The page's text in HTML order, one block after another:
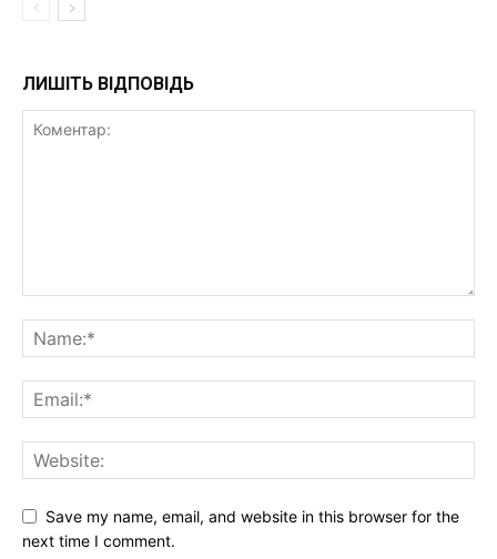
ЛИШІТЬ ВІДПОВІДЬ
Save my name, email, and website in this browser for the
next time I comment.